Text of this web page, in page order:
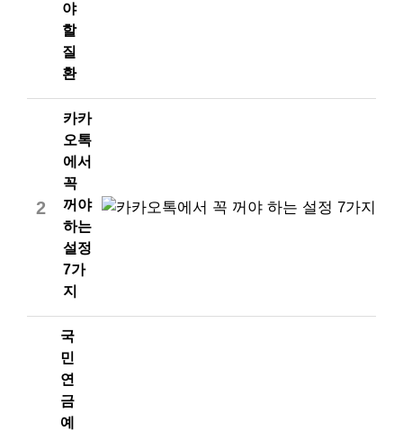
야
할
질
환
2
카카
오톡
에서
꼭
꺼야
하는
설정
7가
지
국
민
연
금
예